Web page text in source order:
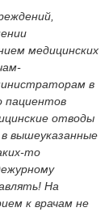
медицинских
в
пациентов
отводы
вышеуказанные
то
На
к врачам не